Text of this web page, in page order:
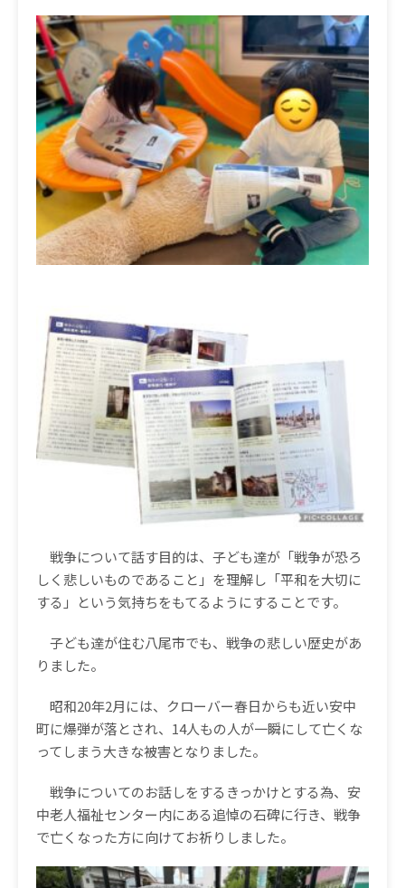
戦争について話す目的は、子ども達が「戦争が恐ろ
しく悲しいものであること」を理解し「平和を大切に
する」という気持ちをもてるようにすることです。
子ども達が住む八尾市でも、戦争の悲しい歴史があ
りました。
昭和20年2月には、クローバー春日からも近い安中
町に爆弾が落とされ、 14人もの人が一瞬にして亡くな
ってしまう大きな被害となりました。
戦争についてのお話しをするきっかけとする為、安
中老人福祉センター内にある追悼の石碑に行き、戦争
で亡くなった方に向けてお祈りしました。